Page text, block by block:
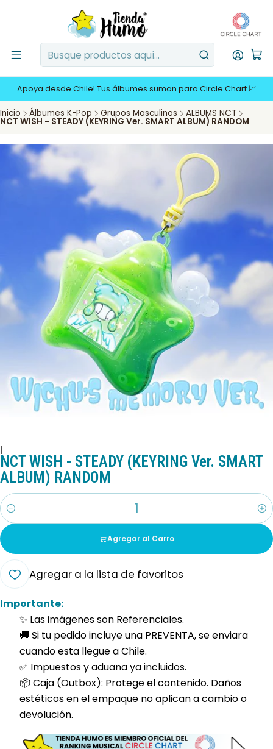
Apoya desde Chile! Tus álbumes suman para Circle Chart 📈
Inicio Álbumes K-Pop Grupos Masculinos ALBUMS NCT
NCT WISH - STEADY (KEYRING Ver. SMART ALBUM) RANDOM
|
NCT WISH - STEADY (KEYRING Ver. SMART
ALBUM) RANDOM
Cantidad
Agregar al Carro
Agregar a la lista de favoritos
Importante:
✨ Las imágenes son Referenciales.
🚚 Si tu pedido incluye una PREVENTA, se enviara
cuando esta llegue a Chile.
✅ Impuestos y aduana ya incluidos.
📦 Caja (Outbox): Protege el contenido. Daños
estéticos en el empaque no aplican a cambio o
devolución.